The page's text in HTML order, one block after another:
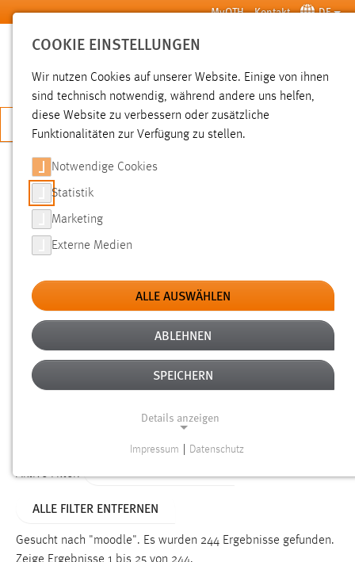
Zum Hauptinhalt springen MyOTH Kontakt DE
SUCHE
JETZT BEWERBEN
SUCHE
FILTER
Typ
Erstellungsdatum
Alter
Aktive Filter:
ALLE FILTER ENTFERNEN
Gesucht nach "moodle". Es wurden 244 Ergebnisse gefunden.
Zeige Ergebnisse 1 bis 25 von 244.
COOKIE EINSTELLUNGEN
Wir nutzen Cookies auf unserer Website. Einige von ihnen
sind technisch notwendig, während andere uns helfen,
diese Website zu verbessern oder zusätzliche
Funktionalitäten zur Verfügung zu stellen.
Notwendige Cookies
Statistik
Marketing
Externe Medien
ALLE AUSWÄHLEN
ABLEHNEN
SPEICHERN
Details anzeigen
Funktionen und sind für die einwandfreie Funktion der
Impressum Datenschutz